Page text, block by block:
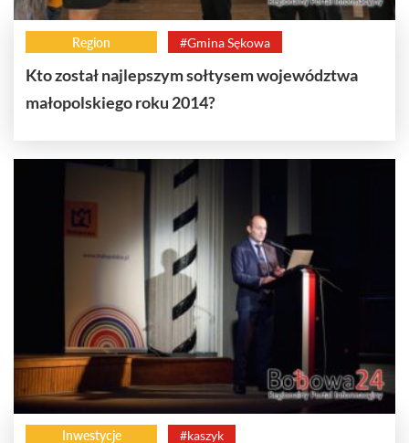
Region #Gmina Sękowa
Kto został najlepszym sołtysem województwa
małopolskiego roku 2014?
Inwestycje #kaszyk